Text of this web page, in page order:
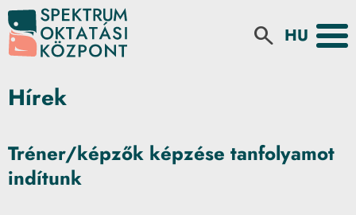
search Select your
Hírek
Tréner/képzők képzése tanfolyamot
indítunk